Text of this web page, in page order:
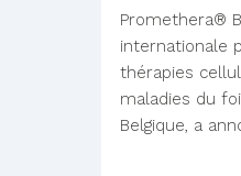
Promethera®
internationale
thérapies
maladies du
Belgique, a